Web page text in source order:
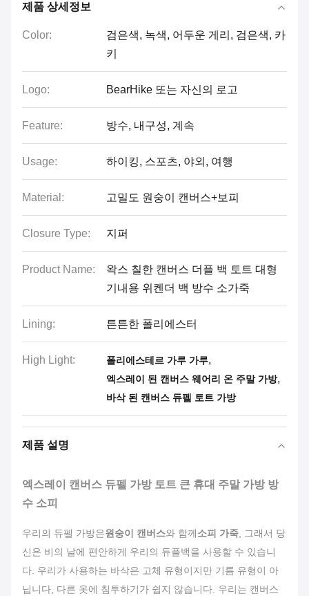
제품 상세정보
Color:
검은색, 녹색, 어두운 게리, 검은색, 카
키
Logo: BearHike 또는 자신의 로고
Feature: 방수, 내구성, 계속
Usage: 하이킹, 스포츠, 야외, 여행
Material: 고밀도 원숭이 캔버스+보피
Closure Type: 지퍼
Product Name:
왁스 칠한 캔버스 더플 백 토트 대형
기내용 위켄더 백 방수 소가죽
Lining: 튼튼한 폴리에스터
High Light: 폴리에스테르 가루 가루,
엑스레이 된 캔버스 웨어리 온 주말 가방,
바삭 된 캔버스 듀펠 토트 가방
제품 설명
엑스레이 캔버스 듀펠 가방 토트 큰 휴대 주말 가방 방
수 소피
우리의 듀펠 가방은원숭이 캔버스와 함께소피 가죽 , 그래서 당
신은 비의 날에 편안하게 우리의 듀플백을 사용할 수 있습니
다. 우리가 사용하는 바삭은 고체 유형이지만 기름 유형이 아
닙니다, 다른 옷에 침투하기가 쉽지 않습니다. 우리는 캔버스